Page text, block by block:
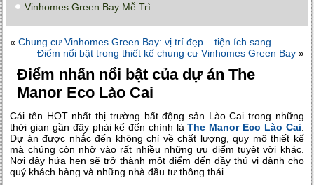
Vinhomes Green Bay Mễ Trì
«Chung cư Vinhomes Green Bay: vị trí đẹp – tiện ích sang
Điểm nổi bật trong thiết kế chung cư Vinhomes Green Bay»
Điểm nhấn nổi bật của dự án The
Manor Eco Lào Cai
Cái tên HOT nhất thị trường bất động sản Lào Cai trong những
thời gian gần đây phải kể đến chính làThe Manor Eco Lào Cai.
Dự án được nhắc đến không chỉ về chất lượng, quy mô thiết kế
mà chúng còn nhờ vào rất nhiều những ưu điểm tuyệt vời khác.
Nơi đây hứa hẹn sẽ trở thành một điểm đến đầy thú vị dành cho
quý khách hàng và những nhà đầu tư thông thái.